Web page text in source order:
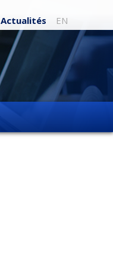
Actualités EN